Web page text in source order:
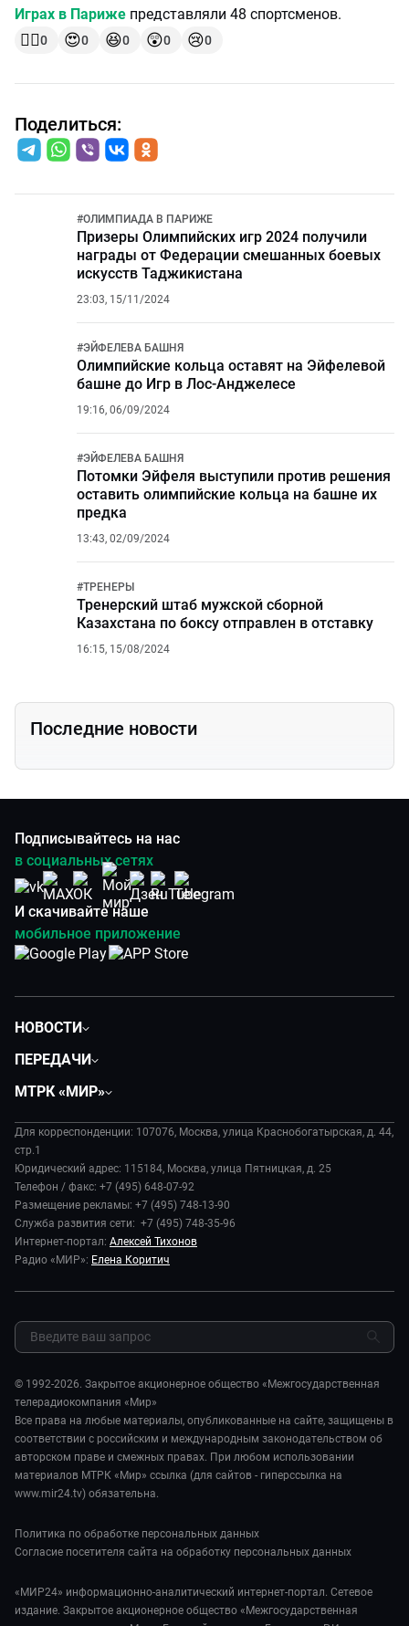
Играх в Париже представляли 48 спортсменов.
👍🏻0 😍0 😆0 😲0 😢0
Поделиться:
#ОЛИМПИАДА В ПАРИЖЕ
Призеры Олимпийских игр 2024 получили
награды от Федерации смешанных боевых
искусств Таджикистана
23:03, 15/11/2024
#ЭЙФЕЛЕВА БАШНЯ
Олимпийские кольца оставят на Эйфелевой
башне до Игр в Лос-Анджелесе
19:16, 06/09/2024
#ЭЙФЕЛЕВА БАШНЯ
Потомки Эйфеля выступили против решения
оставить олимпийские кольца на башне их
предка
13:43, 02/09/2024
#ТРЕНЕРЫ
Тренерский штаб мужской сборной
Казахстана по боксу отправлен в отставку
16:15, 15/08/2024
Последние новости
Подписывайтесь на нас
в социальных сетях
И скачивайте наше
мобильное приложение
НОВОСТИ
Экономика
Происшествия
В содружестве
В мире
Наука и технологии
Здоровье и медицина
Спорт
Шоу-бизнес
Стиль жизни
Сад и огород
ПЕРЕДАЧИ
Дела судебные
Диктор делает
Игра в кино
Игра в кино. Мультфильмы
Исторический детектив
Миллион за 5 минут
Мировое соглашение
Предварительный диагноз
Пять причин поехать в...
МТРК «МИР»
История
Руководство
Новости компании
Пресса о нас
Карьера
Реклама
Закупки и тендеры
Обратная связь
Для корреспонденции: 107076, Москва, улица Краснобогатырская, д. 44,
стр.1
Юридический адрес: 115184, Москва, улица Пятницкая, д. 25
Телефон / факс: +7 (495) 648-07-92
Размещение рекламы: +7 (495) 748-13-90
Служба развития сети: +7 (495) 748-35-96
Интернет-портал: Алексей Тихонов
Радио «МИР»: Елена Коритич
© 1992-2026. Закрытое акционерное общество «Межгосударственная
телерадиокомпания «Мир»
Все права на любые материалы, опубликованные на сайте, защищены в
соответствии с российским и международным законодательством об
авторском праве и смежных правах. При любом использовании
материалов МТРК «Мир» ссылка (для сайтов - гиперссылка на
www.mir24.tv) обязательна.
Политика по обработке персональных данных
Согласие посетителя сайта на обработку персональных данных
«МИР24» информационно-аналитический интернет-портал. Сетевое
издание. Закрытое акционерное общество «Межгосударственная